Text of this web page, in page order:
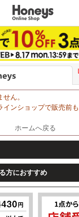
ん。
インショップで販売前
ホームへ戻る
方におすすめ